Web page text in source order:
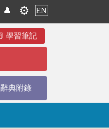
👤 ⚙️ EN
學習筆記
辭典附錄